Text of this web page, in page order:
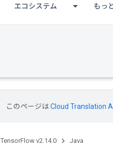
エコシステム もっ
このページはCloud Translation
TensorFlow v2.14.0 Java